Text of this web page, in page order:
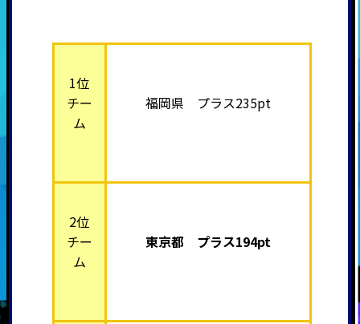
1位
チー
ム
福岡県 プラス235pt
2位
チー
ム
東京都 プラス194pt